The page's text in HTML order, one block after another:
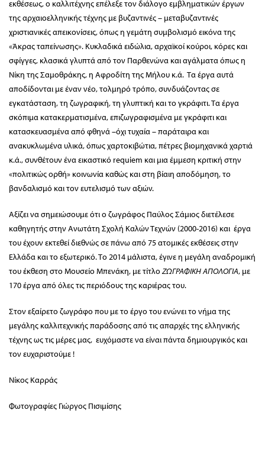
εκθέσεως, ο καλλιτέχνης επέλεξε τον διάλογο εμβληματικών έργων
της αρχαιοελληνικής τέχνης με βυζαντινές – μεταβυζαντινές
χριστιανικές απεικονίσεις, όπως η γεμάτη συμβολισμό εικόνα της
«Άκρας ταπείνωσης». Κυκλαδικά ειδώλια, αρχαϊκοί κούροι, κόρες και
σφίγγες, κλασικά γλυπτά από τον Παρθενώνα και αγάλματα όπως η
Νίκη της Σαμοθράκης, η Αφροδίτη της Μήλου κ.ά. Τα έργα αυτά
αποδίδονται με έναν νέο, τολμηρό τρόπο, συνδυάζοντας σε
εγκατάσταση, τη ζωγραφική, τη γλυπτική και το γκράφιτι. Τα έργα
σκόπιμα κατακερματισμένα, επιζωγραφισμένα με γκράφιτι και
κατασκευασμένα από φθηνά –όχι τυχαία – παράταιρα και
ανακυκλωμένα υλικά, όπως χαρτοκιβώτια, πέτρες βιομηχανικά χαρτιά
κ.ά., συνθέτουν ένα εικαστικό requiem και μια έμμεση κριτική στην
«πολιτικώς ορθή» κοινωνία καθώς και στη βίαιη αποδόμηση, το
βανδαλισμό και τον ευτελισμό των αξιών.
Αξίζει να σημειώσουμε ότι ο ζωγράφος Παύλος Σάμιος διετέλεσε
καθηγητής στην Ανωτάτη Σχολή Καλών Τεχνών (2000-2016) και έργα
του έχουν εκτεθεί διεθνώς σε πάνω από 75 ατομικές εκθέσεις στην
Ελλάδα και το εξωτερικό. Το 2014 μάλιστα, έγινε η μεγάλη αναδρομική
του έκθεση στο Μουσείο Μπενάκη, με τίτλοΖΩΓΡΑΦΙΚΗ ΑΠΟΛΟΓΙΑ, με
170 έργα από όλες τις περιόδους της καριέρας του.
Στον εξαίρετο ζωγράφο που με το έργο του ενώνει το νήμα της
μεγάλης καλλιτεχνικής παράδοσης από τις απαρχές της ελληνικής
τέχνης ως τις μέρες μας, ευχόμαστε να είναι πάντα δημιουργικός και
τον ευχαριστούμε !
Νίκος Καρράς
Φωτογραφίες Γιώργος Πισιμίσης